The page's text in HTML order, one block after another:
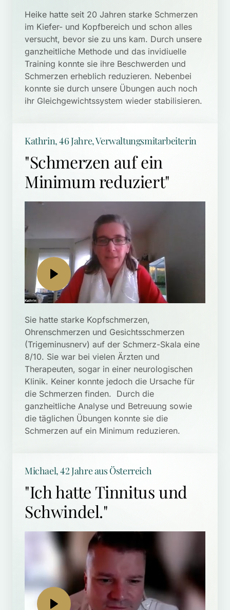
Heike hatte seit 20 Jahren starke Schmerzen
im Kiefer- und Kopfbereich und schon alles
versucht, bevor sie zu uns kam. Durch unsere
ganzheitliche Methode und das invidiuelle
Training konnte sie ihre Beschwerden und
Schmerzen erheblich reduzieren. Nebenbei
konnte sie durch unsere Übungen auch noch
ihr Gleichgewichtssystem wieder stabilisieren.
Kathrin, 46 Jahre, Verwaltungsmitarbeiterin
"Schmerzen auf ein
Minimum reduziert"
Sie hatte starke Kopfschmerzen,
Ohrenschmerzen und Gesichtsschmerzen
(Trigeminusnerv) auf der Schmerz-Skala eine
8/10. Sie war bei vielen Ärzten und
Therapeuten, sogar in einer neurologischen
Klinik. Keiner konnte jedoch die Ursache für
die Schmerzen finden.  Durch die
ganzheitliche Analyse und Betreuung sowie
die täglichen Übungen konnte sie die
Schmerzen auf ein Minimum reduzieren.
Michael, 42 Jahre aus Österreich
"Ich hatte Tinnitus und
Schwindel."